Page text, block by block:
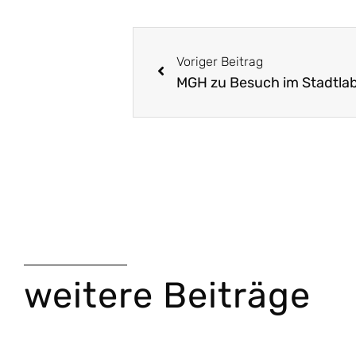
Voriger Beitrag
MGH zu Besuch im
weitere Beiträge